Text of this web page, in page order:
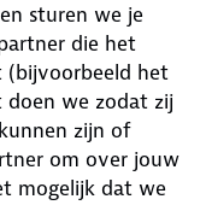
sturen we je
die het
(bijvoorbeeld het
we zodat zij
zijn of
om over jouw
mogelijk dat we